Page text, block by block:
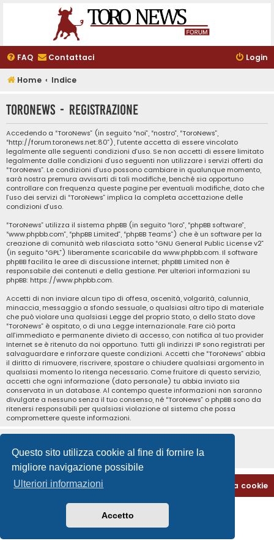
Questo sito utilizza cookie al fine di fornire la
migliore navigazione possibile
Ulteriori informazioni
Accetto
FAQ Contattaci Login
Home Indice
ToroNews - Registrazione
Accedendo a “ToroNews” (in seguito “noi”, “nostro”, “ToroNews”,
“http://forum.toronews.net:80”), l’utente accetta di essere vincolato
legalmente alle seguenti condizioni d’uso. Se non accetti di essere limitato
legalmente dalle condizioni d’uso seguenti non utilizzare i servizi offerti da
“ToroNews”. Le condizioni d’uso possono cambiare in qualunque momento,
sarà nostra premura avvisarti di tali modifiche, benché sia opportuno
controllare con frequenza queste pagine per eventuali modifiche, dato che
l’uso dei servizi di “ToroNews” implica la completa accettazione delle
condizioni d’uso.
“ToroNews” utilizza il sistema phpBB (in seguito “loro”, “phpBB software”,
“www.phpbb.com”, “phpBB Limited”, “phpBB Teams”) che è un software per la
creazione di comunità web rilasciata sotto “GNU General Public License v2”
(in seguito “GPL”) liberamente scaricabile da www.phpbb.com. Il software
phpBB facilita le aree di discussione internet; phpBB Limited non è
responsabile dei contenuti e della gestione. Per ulteriori informazioni su
phpBB: https://www.phpbb.com.
Accetti di non inviare alcun tipo di offesa, oscenità, volgarità, calunnia,
minaccia, messaggio a sfondo sessuale, o qualsiasi altro tipo di materiale
che può violare una qualsiasi Legge del proprio Stato, o dello Stato dove
“ToroNews” è ospitato, o di una Legge internazionale. Fare ciò porta
all’immediato e permanente divieto di accesso, con notifica al tuo provider
Internet se è ritenuto da noi opportuno. Tutti gli indirizzi IP sono registrati per
salvaguardare e rinforzare queste condizioni. Accetti che “ToroNews” abbia
il diritto di rimuovere, riscrivere, spostare o chiudere qualsiasi argomento in
qualsiasi momento lo ritenga necessario. Come fruitore di questo servizio,
accetti che ogni informazione (dato personale) tu abbia inviato sia
conservata in un database. Al contempo queste informazioni non saranno
divulgate a nessuno senza il tuo consenso, né “ToroNews” o phpBB sono da
ritenersi responsabili per qualsiasi violazione al sistema che possa
compromettere queste informazioni.
Home Indice Cancella cookie